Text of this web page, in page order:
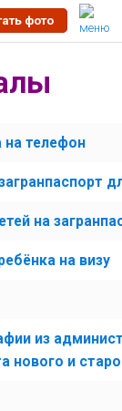
фото
на телефон
на
на визу
из
нового и